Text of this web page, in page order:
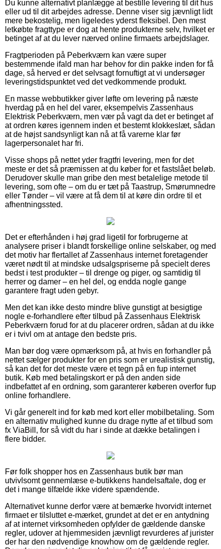
Du kunne alternativt planlægge at bestille levering til dit hus
eller ud til dit arbejdes adresse. Denne viser sig jævnligt lidt
mere bekostelig, men ligeledes yderst fleksibel. Den mest
letkøbte fragttype er dog at hente produkterne selv, hvilket er
betinget af at du lever nærved online firmaets arbejdslager.
Fragtperioden på Peberkværn kan være super
bestemmende ifald man har behov for din pakke inden for få
dage, så herved er det selvsagt fornuftigt at vi undersøger
leveringstidspunktet ved det vedkommende produkt.
En masse webbutikker giver løfte om levering på næste
hverdag på en hel del varer, eksempelvis Zassenhaus
Elektrisk Peberkværn, men vær på vagt da det er betinget af
at ordren køres igennem inden et bestemt klokkeslæt, sådan
at de højst sandsynligt kan nå at få varerne klar før
lagerpersonalet har fri.
Visse shops på nettet yder fragtfri levering, men for det
meste er det så præmissen at du køber for et fastslået beløb.
Derudover skulle man gribe den mest betalelige metode til
levering, som ofte – om du er tæt på Taastrup, Smørumnedre
eller Tønder – vil være at få dem til at køre din ordre til et
afhentningssted.
Det er efterhånden i høj grad ligetil for forbrugerne at
analysere priser i blandt forskellige online selskaber, og med
det motiv har flertallet af Zassenhaus internet foretagender
været nødt til at mindske udsalgspriserne på specielt deres
bedst i test produkter – til drenge og piger, og samtidig til
herrer og damer – en hel del, og endda nogle gange
garantere fragt uden gebyr.
Men det kan ikke desto mindre blive gunstigt at besigtige
nogle e-forhandlere efter tilbud på Zassenhaus Elektrisk
Peberkværn forud for at du placerer ordren, sådan at du ikke
er i tvivl om at antage den bedste pris.
Man bør dog være opmærksom på, at hvis en forhandler på
nettet sælger produkter for en pris som er urealistisk gunstig,
så kan det for det meste være et tegn på en fup internet
butik. Køb med betalingskort er på den anden side
indbefattet af en ordning, som garanterer køberen overfor fup
online forhandlere.
Vi går generelt ind for køb med kort eller mobilbetaling. Som
en alternativ mulighed kunne du drage nytte af et tilbud som
fx ViaBill, for så vidt du har i sinde at dække betalingen i
flere bidder.
Før folk shopper hos en Zassenhaus butik bør man
utvivlsomt gennemlæse e-butikkens handelsaftale, dog er
det i mange tilfælde ikke videre spændende.
Alternativet kunne derfor være at bemærke hvorvidt internet
firmaet er tilsluttet e-mærket, grundet at det er en antydning
af at internet virksomheden opfylder de gældende danske
regler, udover at hjemmesiden jævnligt revurderes af jurister
der har den nødvendige knowhow om de gældende regler.